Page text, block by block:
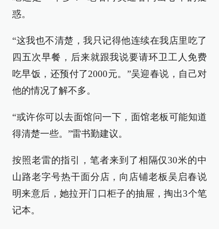
惑。
“这我也不清楚，我只记得他连续在我店里吃了
四五次早餐，后来就跟我说要请环卫工人免费
吃早饭，还预付了2000元。”吴迎春说，自己对
他的情况了解不多。
“或许你可以去面馆问一下，面馆老板可能知道
得清楚一些。”雷书勤建议。
按照老雷的指引，笔者来到了相隔仅30米的中
山路老字号热干面分店，向店铺老板吴启春说
明来意后，她拉开门口柜子的抽屉，掏出3个笔
记本。